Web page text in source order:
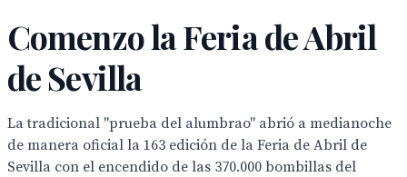
Comenzo la Feria de Abril
de Sevilla
La tradicional "prueba del alumbrao" abrió a medianoche
de manera oficial la 163 edición de la Feria de Abril de
Sevilla con el encendido de las 370.000 bombillas del